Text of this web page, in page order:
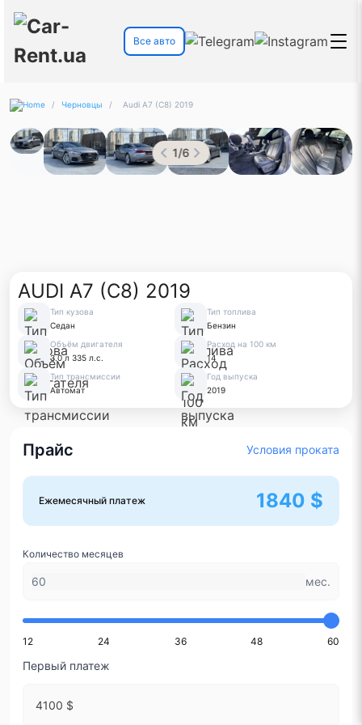
Все авто
/ Черновцы / Audi A7 (C8) 2019
1/6
AUDI A7 (C8) 2019
Тип кузова
Седан
Тип топлива
Бензин
Объём двигателя
3.0 л 335 л.с.
Расход на 100 км
14
Тип трансмиссии
Автомат
Год выпуска
2019
Прайс Условия проката
Ежемесячный платеж 1840 $
Количество месяцев
мес.
12 24 36 48 60
Первый платеж
4100 $